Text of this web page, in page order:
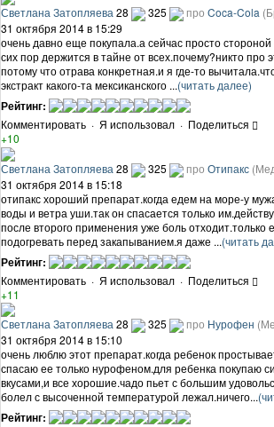
Светлана Затопляева 28 325 про Coca-Cola
31 октября 2014 в 15:29
очень давно еще покупала.а сейчас просто
сих пор держится в тайне от всех.почему?никто про
потому что отрава конкретная.и я где-то
экстракт какого-та мексиканского ...(читать далее)
Рейтинг:
Комментировать · Я использовал · Поделиться
+10
Светлана Затопляева 28 325 про Отипакс
31 октября 2014 в 15:18
отипакс хороший препарат.когда едем на море-у
воды и ветра уши.так он спасается только
после второго применения уже боль отходит.только
подогревать перед закапыванием.я даже ...(читать
Рейтинг:
Комментировать · Я использовал · Поделиться
+11
Светлана Затопляева28 325 про Нурофен
31 октября 2014 в 15:10
очень люблю этот препарат.когда ребенок
спасаю ее только нурофеном.для ребенка покупаю
вкусами,и все хорошие.чадо пьет с большим
болел с высоченной температурой лежал.ничего...
Рейтинг: